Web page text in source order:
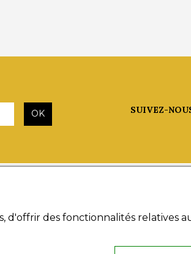
d'offrir des fonctionnalités relatives
OK SUIVEZ-
Livres numériques
Conditions générales